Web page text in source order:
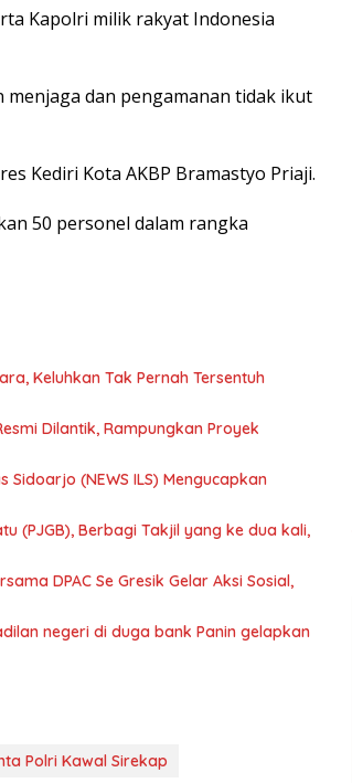
Kapolri milik rakyat Indonesia
dan pengamanan tidak ikut
Kediri Kota AKBP Bramastyo Priaji.
50 personel dalam rangka
Keluhkan Tak Pernah Tersentuh
Dilantik, Rampungkan Proyek
(NEWS ILS) Mengucapkan
(PJGB), Berbagi Takjil yang ke dua kali,
DPAC Se Gresik Gelar Aksi Sosial,
negeri di duga bank Panin gelapkan
Polri Kawal Sirekap